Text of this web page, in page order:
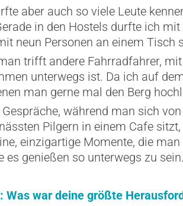
aber auch so viele Leute
in den Hostels durfte ich
neun Personen an einem Tisch
trifft andere Fahrradfahrer,
unterwegs ist. Da ich auf
man gerne mal den Berg
Gespräche, während man sich
Pilgern in einem Cafe
einzigartige Momente, die
es genießen so unterwegs zu sein.
Was war deine größte